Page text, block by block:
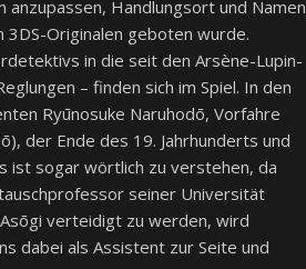
Handlungsort und Namen
3DS-Originalen geboten wurde.
in die seit den Arsène-Lupin-
– finden sich im Spiel. In den
Ryūnosuke Naruhodō, Vorfahre
der Ende des 19. Jahrhunderts und
ist sogar wörtlich zu verstehen, da
seiner Universität
verteidigt zu werden, wird
dabei als Assistent zur Seite und